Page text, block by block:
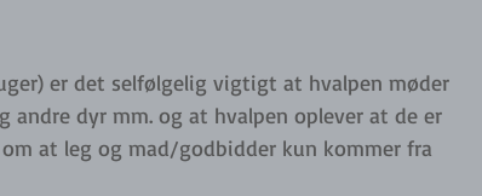
er det selfølgelig vigtigt at hvalpen møder
andre dyr mm. og at hvalpen oplever at de er
at leg og mad/godbidder kun kommer fra